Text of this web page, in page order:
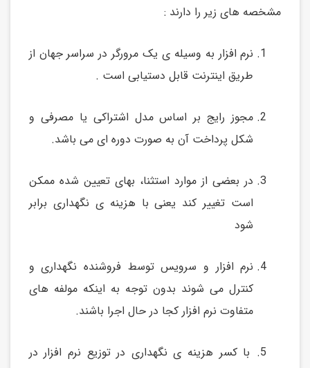
مشخصه های زیر را دارند :
نرم افزار به وسیله ی یک مرورگر در سراسر جهان از
طریق اینترنت قابل دستیابی است .
مجوز رایج بر اساس مدل اشتراکی یا مصرفی و
شکل پرداخت آن به صورت دوره ای می باشد.
در بعضی از موارد استثنا، بهای تعیین شده ممکن
است تغییر کند یعنی با هزینه ی نگهداری برابر
شود
نرم افزار و سرویس توسط فروشنده نگهداری و
کنترل می شوند بدون توجه به اینکه مولفه های
متفاوت نرم افزار کجا در حال اجرا باشند.
با کسر هزینه ی نگهداری در توزیع نرم افزار در